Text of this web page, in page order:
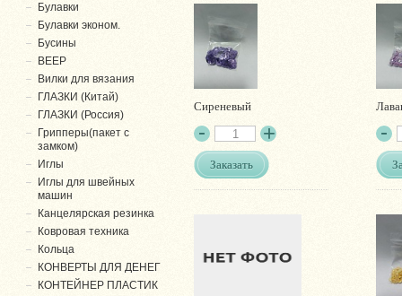
Сиреневый
Заказать
Булавки
Булавки эконом.
Бусины
ВЕЕР
Вилки для вязания
ГЛАЗКИ (Китай)
ГЛАЗКИ (Россия)
Грипперы(пакет с
замком)
Иглы
Иглы для швейных
машин
Канцелярская резинка
Ковровая техника
Кольца
КОНВЕРТЫ ДЛЯ ДЕНЕГ
КОНТЕЙНЕР ПЛАСТИК